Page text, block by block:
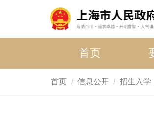
首页
首页 信息公开 招生入学